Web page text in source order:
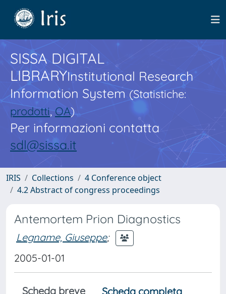
SISSA DIGITAL
LIBRARYInstitutional Research
Information System(Statistiche:
prodotti,OA)
Per informazioni contatta
sdl@sissa.it
IRIS Collections
4 Conference object
4.2 Abstract of congress proceedings
Antemortem Prion Diagnostics
Legname, Giuseppe;
2005-01-01
Scheda breve
Scheda completa